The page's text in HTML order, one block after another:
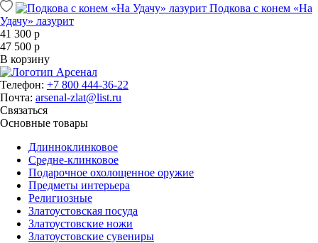
Подкова с конем «На
Удачу» лазурит
41 300 р
47 500 р
В корзину
Телефон: +7 800 444-36-22
Почта: arsenal-zlat@list.ru
Связаться
Основные товары
Длинноклинковое
Средне-клинковое
Подарочное охолощенное оружие
Предметы интерьера
Религиозные
Златоустовская посуда
Златоустовские ножи
Златоустовские сувениры